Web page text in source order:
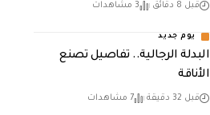
قبل 8 دقائق 3 مشاهدات
يوم جديد
البدلة الرجالية.. تفاصيل تصنع
الأناقة
قبل 32 دقيقة 7 مشاهدات